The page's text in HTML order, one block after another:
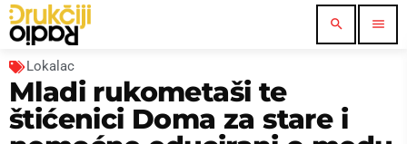
search menu
Lokalac
Mladi rukometaši te
štićenici Doma za stare i